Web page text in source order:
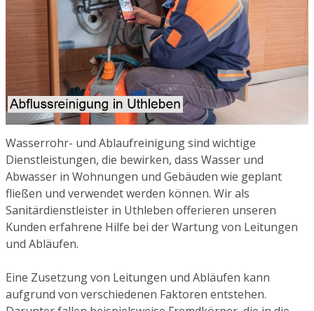
Wasserrohr- und Ablaufreinigung sind wichtige
Dienstleistungen, die bewirken, dass Wasser und
Abwasser in Wohnungen und Gebäuden wie geplant
fließen und verwendet werden können. Wir als
Sanitärdienstleister in Uthleben offerieren unseren
Kunden erfahrene Hilfe bei der Wartung von Leitungen
und Abläufen.
Eine Zusetzung von Leitungen und Abläufen kann
aufgrund von verschiedenen Faktoren entstehen.